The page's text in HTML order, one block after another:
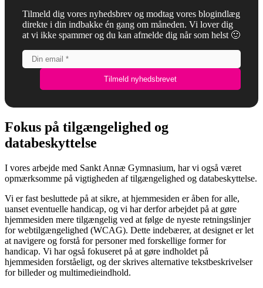
Tilmeld dig vores nyhedsbrev og modtag vores blogindlæg
direkte i din indbakke én gang om måneden. Vi lover dig
at vi ikke spammer og du kan afmelde dig når som helst 🙂
Fokus på tilgængelighed og
databeskyttelse
I vores arbejde med Sankt Annæ Gymnasium, har vi også været
opmærksomme på vigtigheden af tilgængelighed og databeskyttelse.
Vi er fast besluttede på at sikre, at hjemmesiden er åben for alle,
uanset eventuelle handicap, og vi har derfor arbejdet på at gøre
hjemmesiden mere tilgængelig ved at følge de nyeste retningslinjer
for webtilgængelighed (WCAG). Dette indebærer, at designet er let
at navigere og forstå for personer med forskellige former for
handicap. Vi har også fokuseret på at gøre indholdet på
hjemmesiden forståeligt, og der skrives alternative tekstbeskrivelser
for billeder og multimedieindhold.